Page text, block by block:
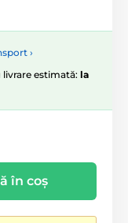
›
livrare estimată: la
în coș